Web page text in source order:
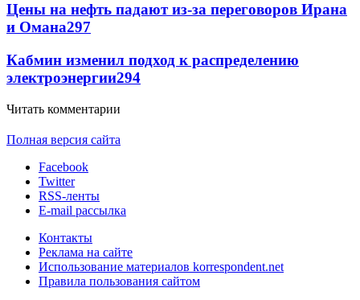
Цены на нефть падают из-за переговоров Ирана
и Омана297
Кабмин изменил подход к распределению
электроэнергии294
Читать комментарии
Полная версия сайта
Facebook
Twitter
RSS-ленты
E-mail рассылка
Контакты
Реклама на сайте
Использование материалов korrespondent.net
Правила пользования сайтом